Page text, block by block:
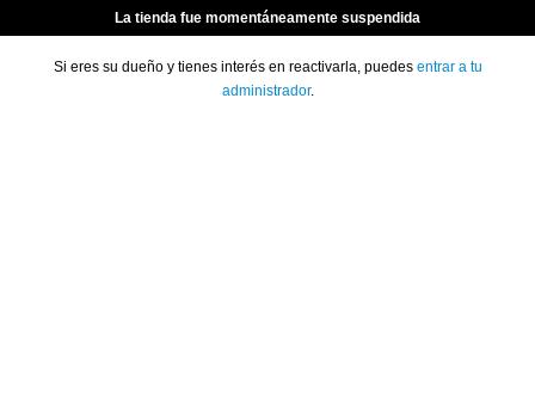
La tienda fue momentáneamente suspendida
Si eres su dueño y tienes interés en reactivarla, puedes entrar a tu
administrador.